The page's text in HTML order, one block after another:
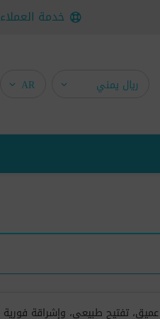
خدمة العملاء